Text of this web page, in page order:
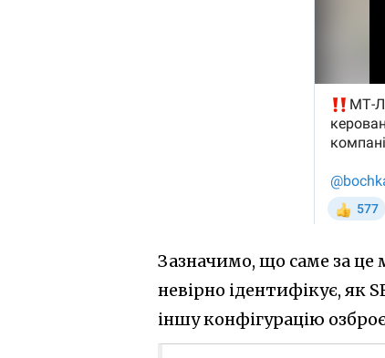
Зазначимо, що саме за це
невірно ідентифікує, як
іншу конфігурацію